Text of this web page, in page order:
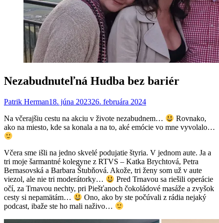
Nezabudnuteľná Hudba bez bariér
Patrik Herman18. júna 202326. februára 2024
Na včerajšiu cestu na akciu v živote nezabudnem…
Rovnako,
ako na miesto, kde sa konala a na to, aké emócie vo mne vyvolalo…
Včera sme išli na jedno skvelé podujatie štyria. V jednom aute. Ja a
tri moje šarmantné kolegyne z RTVS – Katka Brychtová, Petra
Bernasovská a Barbara Štubňová. Akože, tri ženy som už v aute
viezol, ale nie tri moderátorky…
Pred Trnavou sa riešili operácie
očí, za Trnavou nechty, pri Piešťanoch čokoládové masáže a zvyšok
cesty si nepamätám…
Ono, ako by ste počúvali z rádia nejaký
podcast, ibaže ste ho mali naživo…